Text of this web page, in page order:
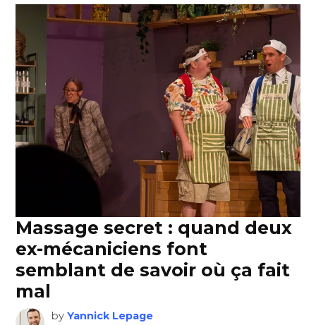
Massage secret : quand deux
ex-mécaniciens font
semblant de savoir où ça fait
mal
by Yannick Lepage